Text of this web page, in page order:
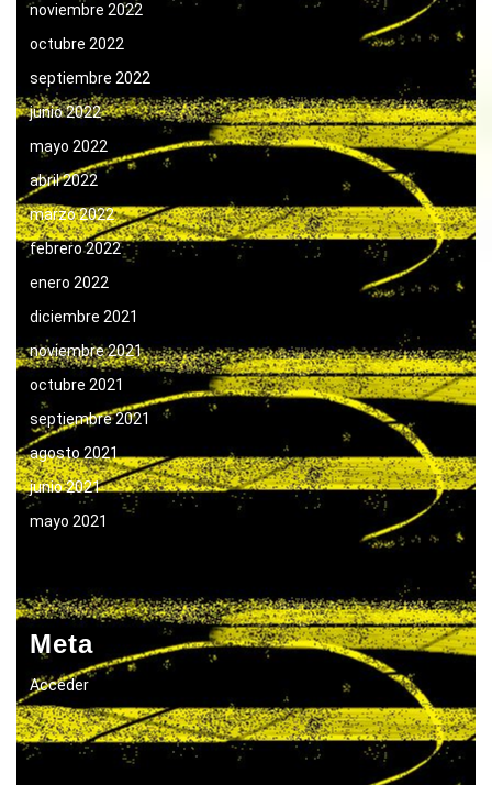
noviembre 2022
octubre 2022
septiembre 2022
junio 2022
mayo 2022
abril 2022
marzo 2022
febrero 2022
enero 2022
diciembre 2021
noviembre 2021
octubre 2021
septiembre 2021
agosto 2021
junio 2021
mayo 2021
Meta
Acceder